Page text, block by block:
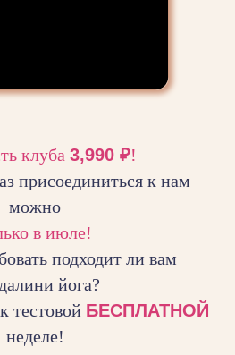
клуба 3,990 ₽!
присоединиться к нам
можно
в июле!
подходит ли вам
йога?
к тестовой БЕСПЛАТНОЙ
неделе!